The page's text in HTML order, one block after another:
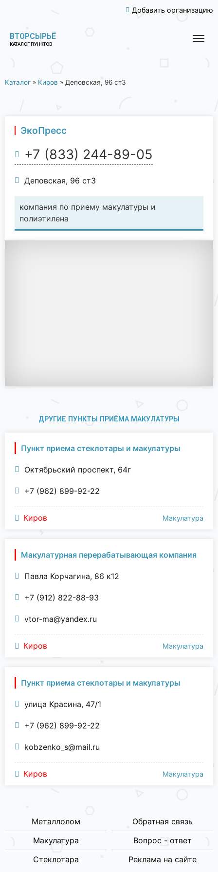
Добавить организацию
ВТОРСЫРЬЁ
КАТАЛОГ ПУНКТОВ
Каталог » Киров » Деповская, 96 ст3
ЭкоПресс
+7 (833) 244-89-05
Деповская, 96 ст3
компания по приему макулатуры и
полиэтилена
ДРУГИЕ ПУНКТЫ ПРИЁМА МАКУЛАТУРЫ
Пункт приема стеклотары и макулатуры
Октябрьский проспект, 64г
+7 (962) 899-92-22
Киров Макулатура
Макулатурная перерабатывающая компания
Павла Корчагина, 86 к12
+7 (912) 822-88-93
vtor-ma@yandex.ru
Киров Макулатура
Пункт приема стеклотары и макулатуры
улица Красина, 47/1
+7 (962) 899-92-22
kobzenko_s@mail.ru
Киров Макулатура
Металлолом
Макулатура
Стеклотара
Обратная связь
Вопрос - ответ
Реклама на сайте